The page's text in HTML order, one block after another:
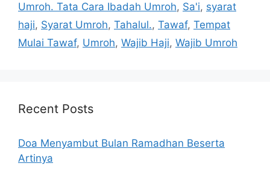
Umroh. Tata Cara Ibadah Umroh, Sa'i, syarat
haji, Syarat Umroh, Tahalul., Tawaf, Tempat
Mulai Tawaf, Umroh, Wajib Haji, Wajib Umroh
Recent Posts
Doa Menyambut Bulan Ramadhan Beserta
Artinya